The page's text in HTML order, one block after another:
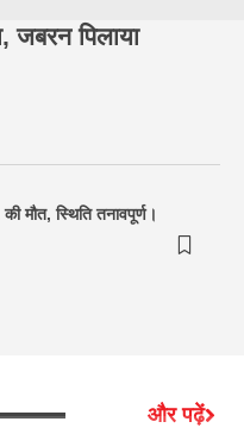
पिलाया
मौत, स्थिति तनावपूर्ण।
और पढ़ें